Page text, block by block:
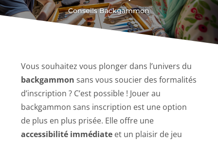
Conseils Backgammon
Vous souhaitez vous plonger dans l’univers du
backgammon sans vous soucier des formalités
d’inscription ? C’est possible ! Jouer au
backgammon sans inscription est une option
de plus en plus prisée. Elle offre une
accessibilité immédiate et un plaisir de jeu